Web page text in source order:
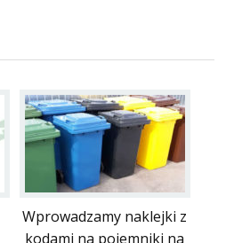
Wprowadzamy naklejki z
kodami na pojemniki na